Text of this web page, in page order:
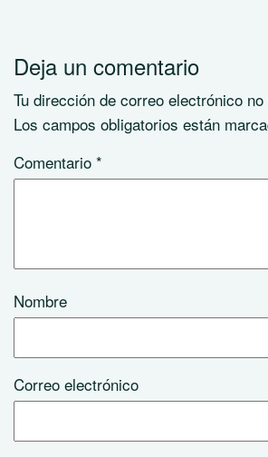
Deja un comentario
Tu dirección de correo electrónico
Los campos obligatorios están
Comentario *
Nombre
Correo electrónico